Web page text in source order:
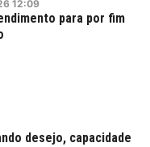
12:09
para por fim
desejo, capacidade